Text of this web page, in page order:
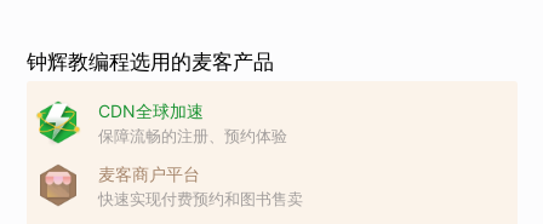
钟辉教编程选用的麦客产品
CDN全球加速
保障流畅的注册、预约体验
麦客商户平台
快速实现付费预约和图书售卖